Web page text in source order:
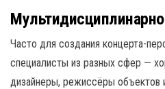
Часто для создания концерта-
специалисты из разных сфер —
дизайнеры, режиссёры